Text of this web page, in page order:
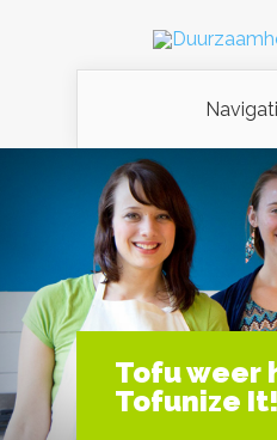
Tofu weer
Tofunize It!